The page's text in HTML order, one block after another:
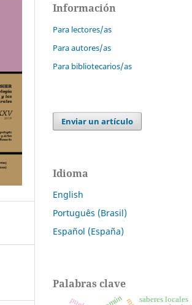
Información
Para lectores/as
Para autores/as
Para bibliotecarios/as
Enviar un artículo
Idioma
English
Português (Brasil)
Español (España)
Palabras clave
saberes locales